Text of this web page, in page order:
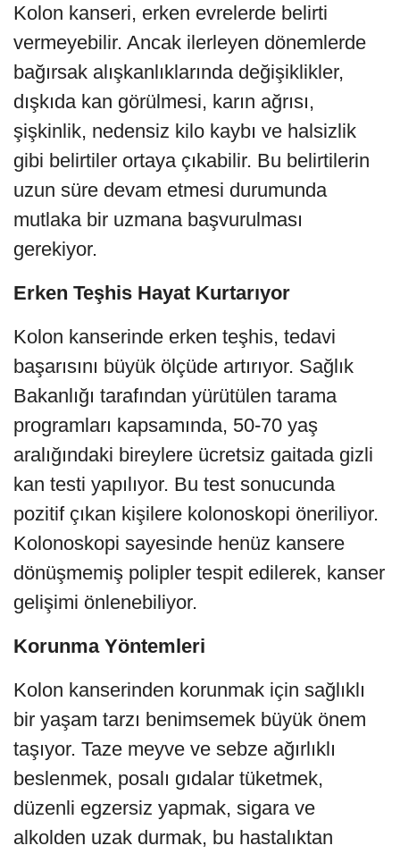
Kolon kanseri, erken evrelerde belirti
vermeyebilir. Ancak ilerleyen dönemlerde
bağırsak alışkanlıklarında değişiklikler,
dışkıda kan görülmesi, karın ağrısı,
şişkinlik, nedensiz kilo kaybı ve halsizlik
gibi belirtiler ortaya çıkabilir. Bu belirtilerin
uzun süre devam etmesi durumunda
mutlaka bir uzmana başvurulması
gerekiyor.
Erken Teşhis Hayat Kurtarıyor
Kolon kanserinde erken teşhis, tedavi
başarısını büyük ölçüde artırıyor. Sağlık
Bakanlığı tarafından yürütülen tarama
programları kapsamında, 50-70 yaş
aralığındaki bireylere ücretsiz gaitada gizli
kan testi yapılıyor. Bu test sonucunda
pozitif çıkan kişilere kolonoskopi öneriliyor.
Kolonoskopi sayesinde henüz kansere
dönüşmemiş polipler tespit edilerek, kanser
gelişimi önlenebiliyor.
Korunma Yöntemleri
Kolon kanserinden korunmak için sağlıklı
bir yaşam tarzı benimsemek büyük önem
taşıyor. Taze meyve ve sebze ağırlıklı
beslenmek, posalı gıdalar tüketmek,
düzenli egzersiz yapmak, sigara ve
alkolden uzak durmak, bu hastalıktan